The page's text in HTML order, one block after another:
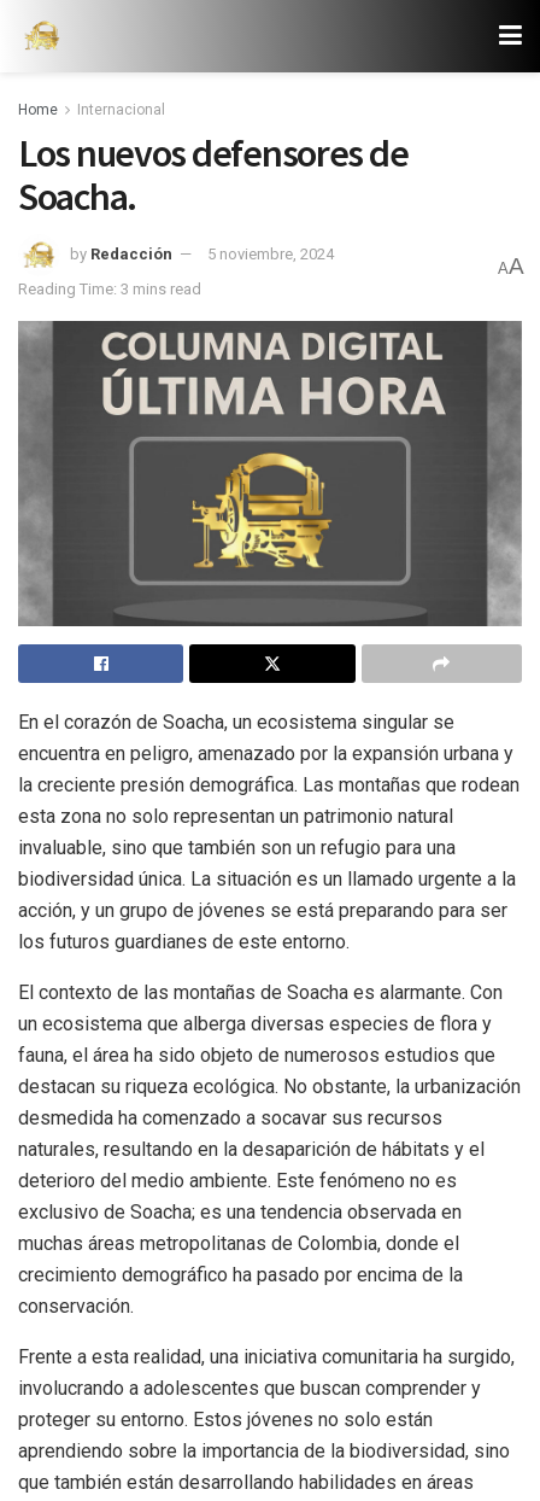
Home Internacional
Los nuevos defensores de
Soacha.
by Redacción
5 noviembre, 2024
Reading Time: 3 mins read
AA
En el corazón de Soacha, un ecosistema singular se
encuentra en peligro, amenazado por la expansión urbana y
la creciente presión demográfica. Las montañas que rodean
esta zona no solo representan un patrimonio natural
invaluable, sino que también son un refugio para una
biodiversidad única. La situación es un llamado urgente a la
acción, y un grupo de jóvenes se está preparando para ser
los futuros guardianes de este entorno.
El contexto de las montañas de Soacha es alarmante. Con
un ecosistema que alberga diversas especies de flora y
fauna, el área ha sido objeto de numerosos estudios que
destacan su riqueza ecológica. No obstante, la urbanización
desmedida ha comenzado a socavar sus recursos
naturales, resultando en la desaparición de hábitats y el
deterioro del medio ambiente. Este fenómeno no es
exclusivo de Soacha; es una tendencia observada en
muchas áreas metropolitanas de Colombia, donde el
crecimiento demográfico ha pasado por encima de la
conservación.
Frente a esta realidad, una iniciativa comunitaria ha surgido,
involucrando a adolescentes que buscan comprender y
proteger su entorno. Estos jóvenes no solo están
aprendiendo sobre la importancia de la biodiversidad, sino
que también están desarrollando habilidades en áreas